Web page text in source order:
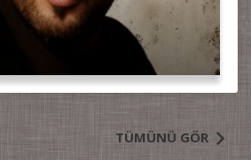
TÜMÜNÜ GÖR